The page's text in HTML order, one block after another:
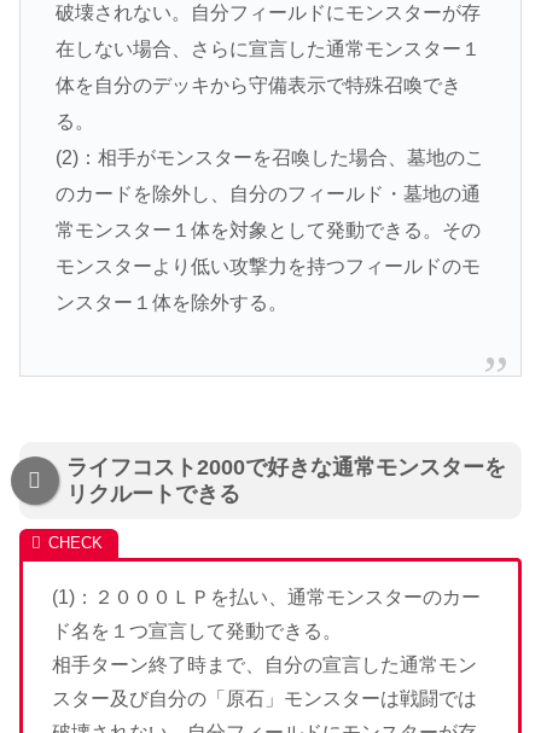
破壊されない。自分フィールドにモンスターが存
在しない場合、さらに宣言した通常モンスター１
体を自分のデッキから守備表示で特殊召喚でき
る。
(2)：相手がモンスターを召喚した場合、墓地のこ
のカードを除外し、自分のフィールド・墓地の通
常モンスター１体を対象として発動できる。その
モンスターより低い攻撃力を持つフィールドのモ
ンスター１体を除外する。
ライフコスト2000で好きな通常モンスターを
リクルートできる
(1)：２０００ＬＰを払い、通常モンスターのカー
ド名を１つ宣言して発動できる。
相手ターン終了時まで、自分の宣言した通常モン
スター及び自分の「原石」モンスターは戦闘では